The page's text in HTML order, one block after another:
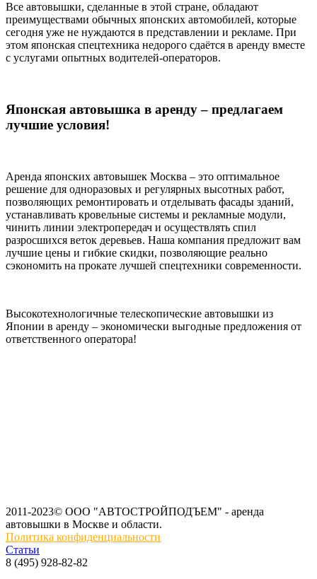
Все автовышки, сделанные в этой стране, обладают
преимуществами обычных японских автомобилей, которые
сегодня уже не нуждаются в представлении и рекламе. При
этом японская спецтехника недорого сдаётся в аренду вместе
с услугами опытных водителей-операторов.
Японская автовышка в аренду – предлагаем
лучшие условия!
Аренда японских автовышек Москва – это оптимальное
решение для одноразовых и регулярных высотных работ,
позволяющих ремонтировать и отделывать фасады зданий,
устанавливать кровельные системы и рекламные модули,
чинить линии электропередач и осуществлять спил
разросшихся веток деревьев. Наша компания предложит вам
лучшие цены и гибкие скидки, позволяющие реально
сэкономить на прокате лучшей спецтехники современности.
Высокотехнологичные телескопические автовышки из
Японии в аренду – экономически выгодные предложения от
ответственного оператора!
2011-2023© ООО "АВТОСТРОЙПОДЪЕМ" - аренда
автовышки в Москве и области.
Политика конфиденциальности
Статьи
8 (495) 928-82-82